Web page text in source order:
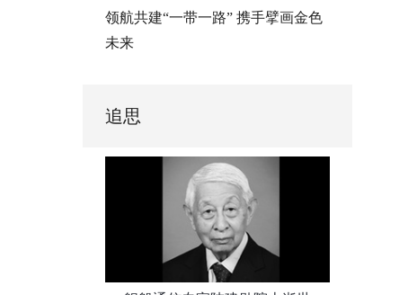
领航共建“一带一路” 携手擘画金色
未来
追思